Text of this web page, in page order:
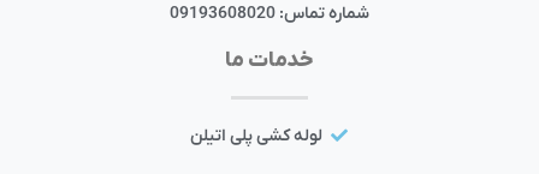
شماره تماس: 09193608020
خدمات ما
لوله کشی پلی اتیلن